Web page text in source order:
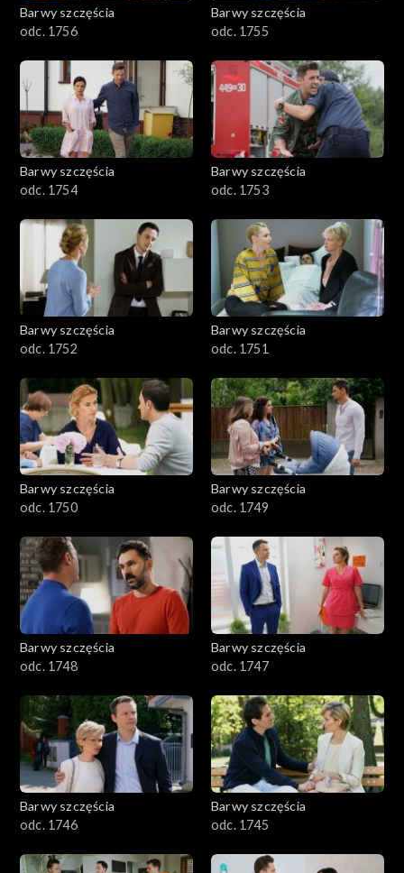
Barwy szczęścia
odc. 1756
Barwy szczęścia
odc. 1755
Barwy szczęścia
odc. 1754
Barwy szczęścia
odc. 1753
Barwy szczęścia
odc. 1752
Barwy szczęścia
odc. 1751
Barwy szczęścia
odc. 1750
Barwy szczęścia
odc. 1749
Barwy szczęścia
odc. 1748
Barwy szczęścia
odc. 1747
Barwy szczęścia
odc. 1746
Barwy szczęścia
odc. 1745